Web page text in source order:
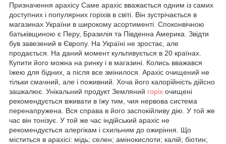
Призначення арахісу Саме арахіс вважається одним із самих
доступних і популярних горіхів в світі. Він зустрічається в
магазинах України в широкому асортименті. Споконвічною
батьківщиною є Перу, Бразилія та Південна Америка. Звідти
був завезений в Європу. На Україні не зростає, але
продається. На даний момент культивується в 20 країнах.
Купити його можна на ринку і в магазині. Колись вважався
їжею для бідних, а після все змінилося. Арахіс очищений не
тільки смачний, але і поживний. Хоча його калорійність дійсно
зашкалює. Унікальний продукт Земляний горіх очищені
рекомендується вживати в їжу тим, чия нервова система
перенапружена. Вся справа в його заспокійливу дію. У той же
час він тонізує. У той же час індійський арахіс не
рекомендується алергікам і схильним до ожиріння. Що
міститься в арахісі: мідь; селен; амінокислоти; калій; біотин;